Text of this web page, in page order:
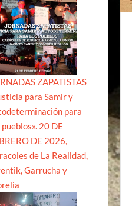
ZAPATISTAS
para Samir y
para
pueblos». 20 DE
DE 2026,
de La Realidad,
Garrucha y